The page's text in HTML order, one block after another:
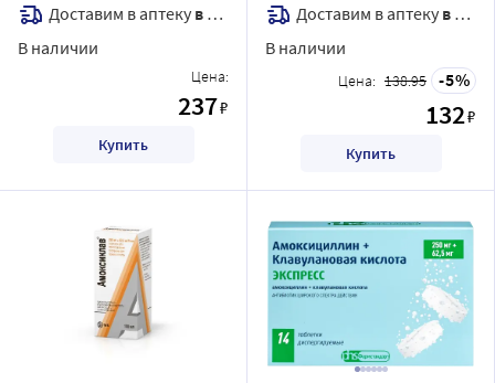
Доставим в аптеку в течение 7 дней
В наличии
Цена:
237₽
Купить
Доставим в аптеку в течение 7 дней
В наличии
Цена: 138.95 5
132₽
Купить